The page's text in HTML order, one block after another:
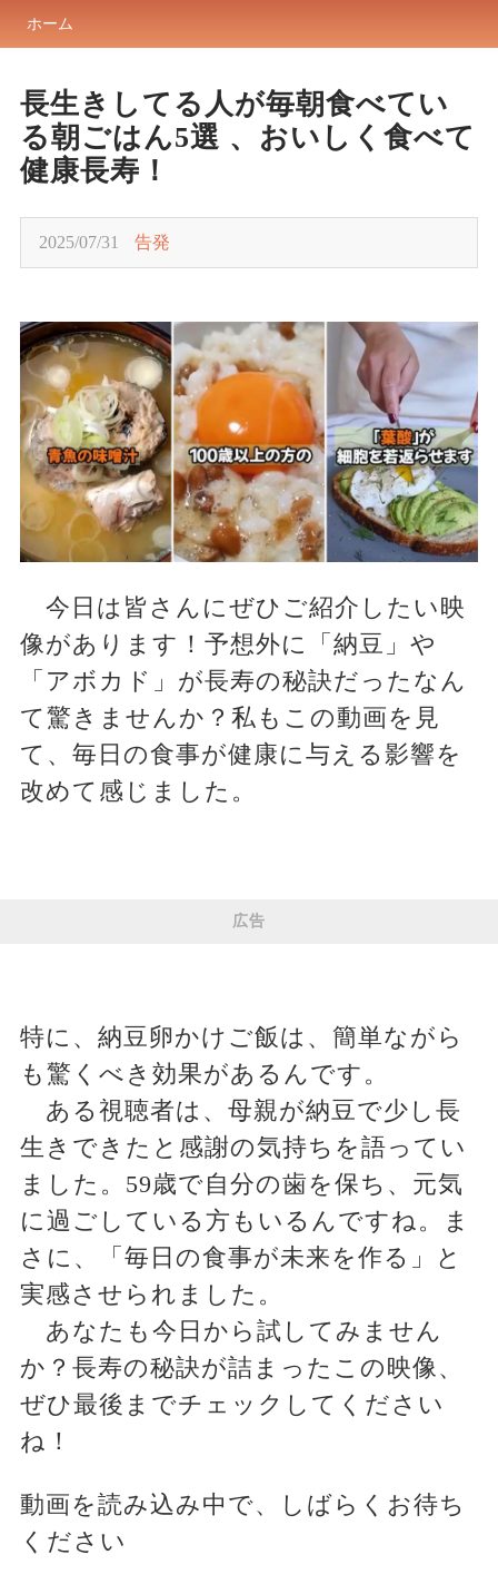
ホーム
長生きしてる人が毎朝食べてい
る朝ごはん5選 、おいしく食べて
健康長寿！
2025/07/31 告発
今日は皆さんにぜひご紹介したい映
像があります！予想外に「納豆」や
「アボカド」が長寿の秘訣だったなん
て驚きませんか？私もこの動画を見
て、毎日の食事が健康に与える影響を
改めて感じました。
広告
特に、納豆卵かけご飯は、簡単ながら
も驚くべき効果があるんです。
ある視聴者は、母親が納豆で少し長
生きできたと感謝の気持ちを語ってい
ました。59歳で自分の歯を保ち、元気
に過ごしている方もいるんですね。ま
さに、「毎日の食事が未来を作る」と
実感させられました。
あなたも今日から試してみません
か？長寿の秘訣が詰まったこの映像、
ぜひ最後までチェックしてください
ね！
動画を読み込み中で、しばらくお待ち
ください